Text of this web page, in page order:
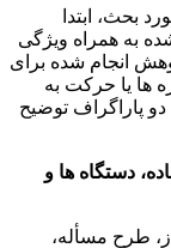
بحث، ابتدا
به همراه ویژگی
انجام شده برای
ها یا حرکت به
پاراگراف توضیح
دستگاه ها و
طرح مسأله،